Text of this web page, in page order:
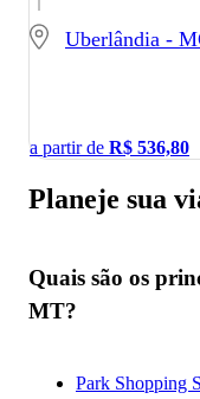
Uberlândia -
a partir de R$ 536,80
Planeje sua
Quais são os
MT?
Park Shopping